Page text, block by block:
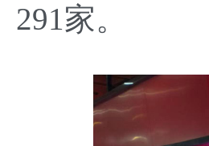
291家。